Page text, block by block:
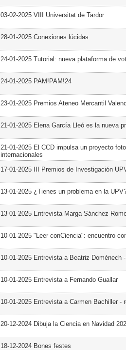
03-02-2025 VIII Universitat de Tardor
28-01-2025 Conexiones lúcidas
24-01-2025 Tutorial: nueva plataforma de
24-01-2025 PAM!PAM!24
23-01-2025 Premios Ateneo Mercantil
21-01-2025 Elena García Lleó es la nueva
21-01-2025 El CCD impulsa un proyecto
internacionales
17-01-2025 III Premios de Investigación
13-01-2025 ¿Tienes un problema en la
13-01-2025 Entrevista Marga Sánchez
10-01-2025 "Leer conCiencia": encuentro
10-01-2025 Entrevista a Beatriz Doménech
10-01-2025 Entrevista a Fernando Guallar
10-01-2025 Entrevista a Carmen Bachiller -
20-12-2024 Dibuja la Ciencia en Navidad
18-12-2024 Bones festes